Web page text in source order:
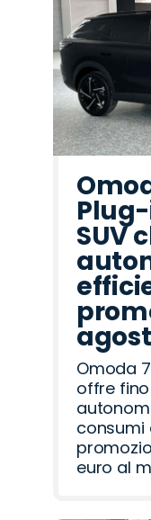
SUV
Omoda
offre fino
consumi
euro al